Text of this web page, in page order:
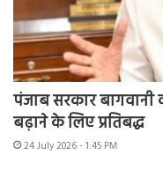
पंजाब सरकार
बढ़ाने के लिए प्रतिबद्ध
24 July 2026 - 1:45 PM